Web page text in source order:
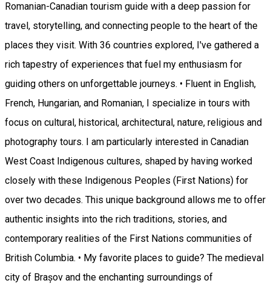
Romanian-Canadian tourism guide with a deep passion for
travel, storytelling, and connecting people to the heart of the
places they visit. With 36 countries explored, I've gathered a
rich tapestry of experiences that fuel my enthusiasm for
guiding others on unforgettable journeys. • Fluent in English,
French, Hungarian, and Romanian, I specialize in tours with
focus on cultural, historical, architectural, nature, religious and
photography tours. I am particularly interested in Canadian
West Coast Indigenous cultures, shaped by having worked
closely with these Indigenous Peoples (First Nations) for
over two decades. This unique background allows me to offer
authentic insights into the rich traditions, stories, and
contemporary realities of the First Nations communities of
British Columbia. • My favorite places to guide? The medieval
city of Brașov and the enchanting surroundings of